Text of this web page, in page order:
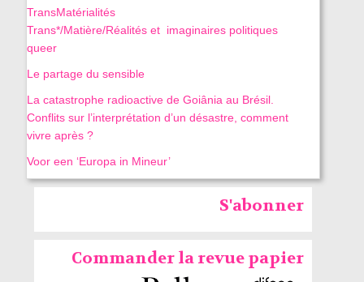
TransMatérialités
Trans*/Matière/Réalités et imaginaires politiques
queer
Le partage du sensible
La catastrophe radioactive de Goiânia au Brésil.
Conflits sur l’interprétation d’un désastre, comment
vivre après ?
Voor een ‘Europa in Mineur’
S'abonner
Commander la revue papier